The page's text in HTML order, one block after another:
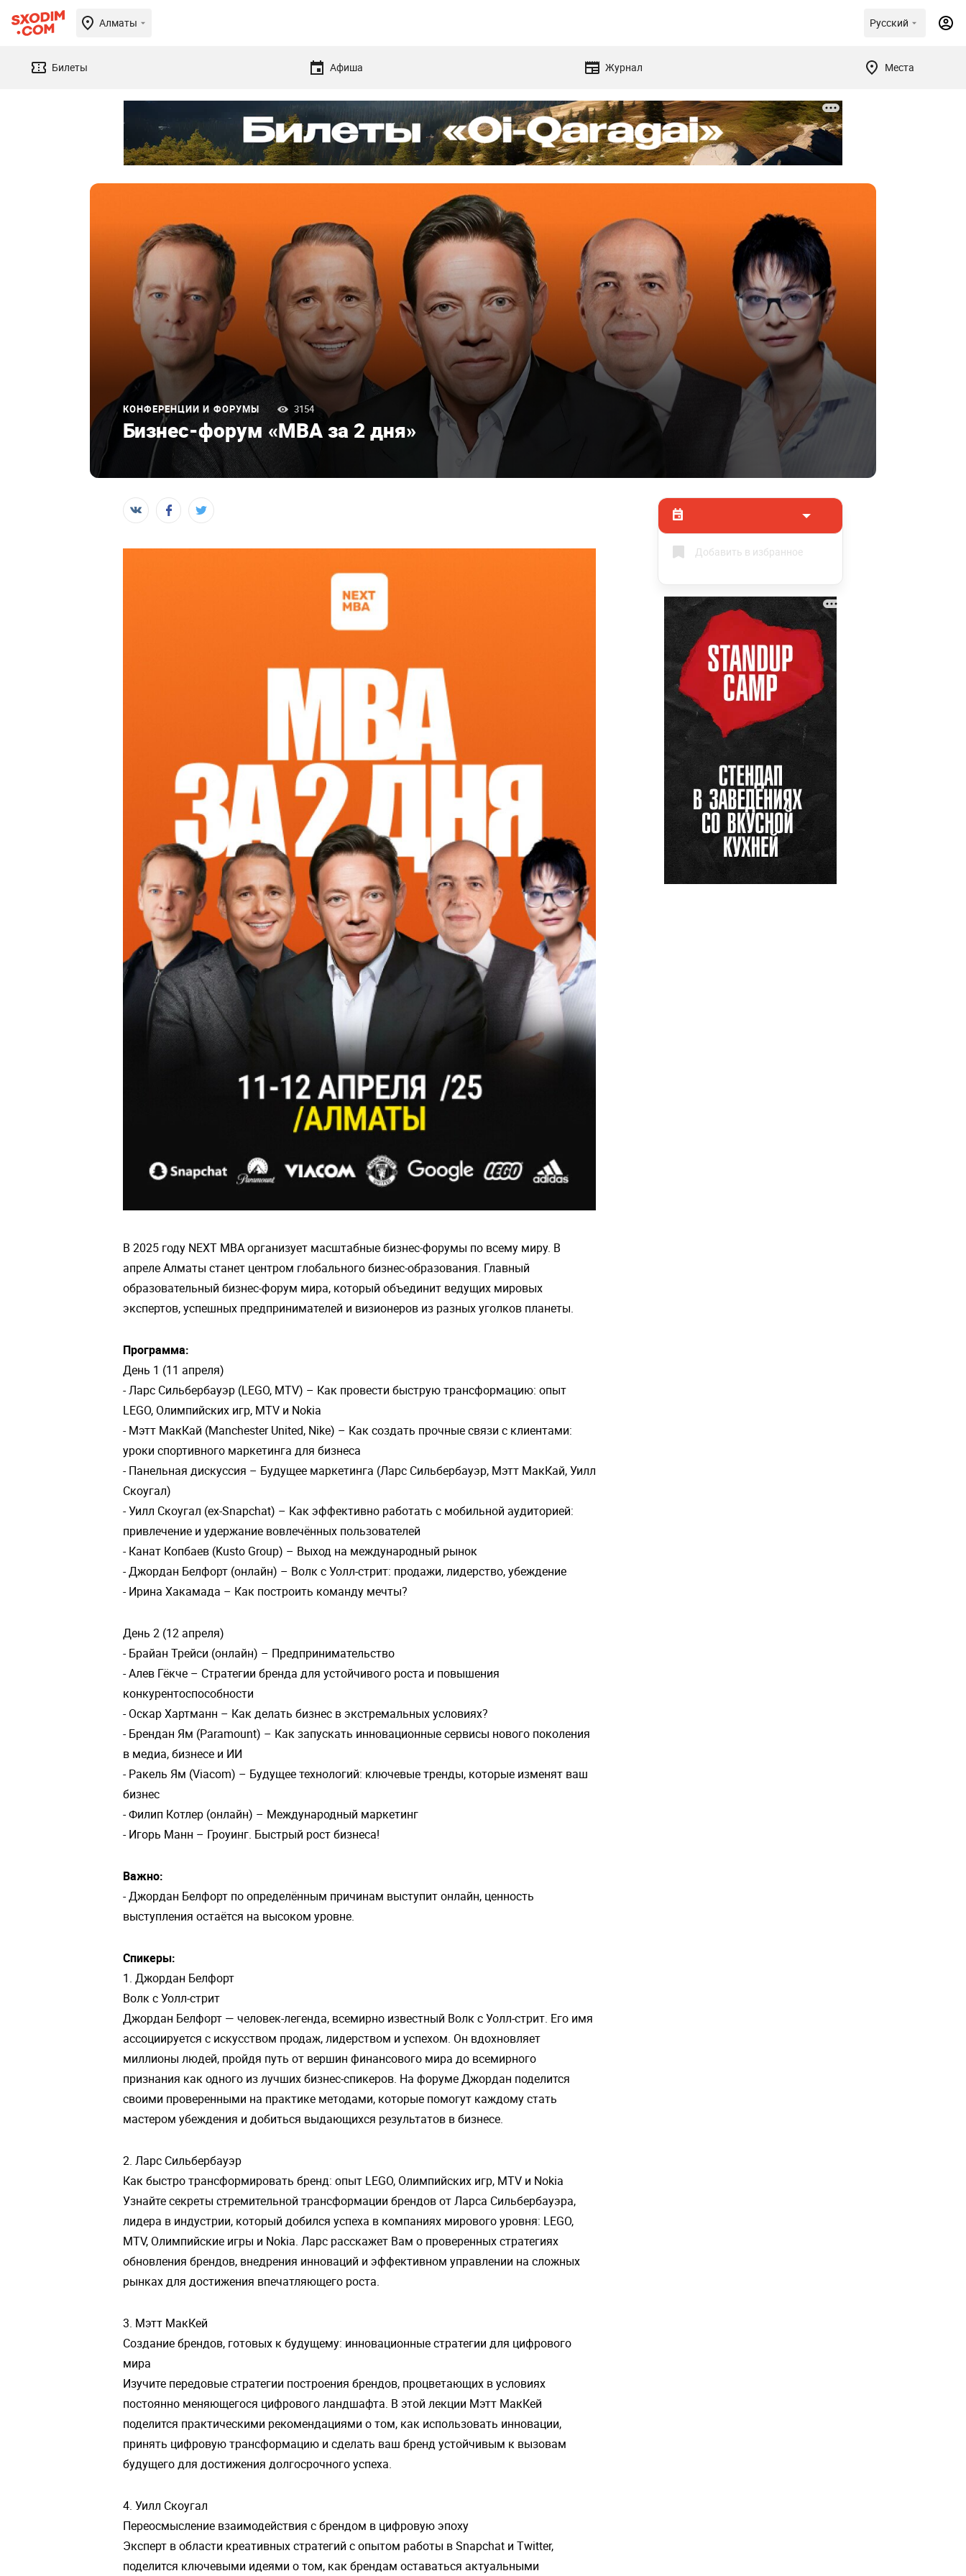
Алматы Русский
Билеты Афиша Журнал Места
КОНФЕРЕНЦИИ И ФОРУМЫ 3154
Бизнес-форум «MBA за 2 дня»
Добавить в избранное
В 2025 году NEXT MBA организует масштабные бизнес-форумы по всему миру. В
апреле Алматы станет центром глобального бизнес-образования. Главный
образовательный бизнес-форум мира, который объединит ведущих мировых
экспертов, успешных предпринимателей и визионеров из разных уголков планеты.
Программа:
День 1 (11 апреля)
- Ларс Сильбербауэр (LEGO, MTV) – Как провести быструю трансформацию: опыт
LEGO, Олимпийских игр, MTV и Nokia
- Мэтт МакКай (Manchester United, Nike) – Как создать прочные связи с клиентами:
уроки спортивного маркетинга для бизнеса
- Панельная дискуссия – Будущее маркетинга (Ларс Сильбербауэр, Мэтт МакКай, Уилл
Скоугал)
- Уилл Скоугал (ex-Snapchat) – Как эффективно работать с мобильной аудиторией:
привлечение и удержание вовлечённых пользователей
- Канат Копбаев (Kusto Group) – Выход на международный рынок
- Джордан Белфорт (онлайн) – Волк с Уолл-стрит: продажи, лидерство, убеждение
- Ирина Хакамада – Как построить команду мечты?
День 2 (12 апреля)
- Брайан Трейси (онлайн) – Предпринимательство
- Алев Гёкче – Стратегии бренда для устойчивого роста и повышения
конкурентоспособности
- Оскар Хартманн – Как делать бизнес в экстремальных условиях?
- Брендан Ям (Paramount) – Как запускать инновационные сервисы нового поколения
в медиа, бизнесе и ИИ
- Ракель Ям (Viacom) – Будущее технологий: ключевые тренды, которые изменят ваш
бизнес
- Филип Котлер (онлайн) – Международный маркетинг
- Игорь Манн – Гроуинг. Быстрый рост бизнеса!
Важно:
- Джордан Белфорт по определённым причинам выступит онлайн, ценность
выступления остаётся на высоком уровне.
Спикеры:
1. Джордан Белфорт
Волк с Уолл-стрит
Джордан Белфорт — человек-легенда, всемирно известный Волк с Уолл-стрит. Его имя
ассоциируется с искусством продаж, лидерством и успехом. Он вдохновляет
миллионы людей, пройдя путь от вершин финансового мира до всемирного
признания как одного из лучших бизнес-спикеров. На форуме Джордан поделится
своими проверенными на практике методами, которые помогут каждому стать
мастером убеждения и добиться выдающихся результатов в бизнесе.
2. Ларс Сильбербауэр
Как быстро трансформировать бренд: опыт LEGO, Олимпийских игр, MTV и Nokia
Узнайте секреты стремительной трансформации брендов от Ларса Сильбербауэра,
лидера в индустрии, который добился успеха в компаниях мирового уровня: LEGO,
MTV, Олимпийские игры и Nokia. Ларс расскажет Вам о проверенных стратегиях
обновления брендов, внедрения инноваций и эффективном управлении на сложных
рынках для достижения впечатляющего роста.
3. Мэтт МакКей
Создание брендов, готовых к будущему: инновационные стратегии для цифрового
мира
Изучите передовые стратегии построения брендов, процветающих в условиях
постоянно меняющегося цифрового ландшафта. В этой лекции Мэтт МакКей
поделится практическими рекомендациями о том, как использовать инновации,
принять цифровую трансформацию и сделать ваш бренд устойчивым к вызовам
будущего для достижения долгосрочного успеха.
4. Уилл Скоугал
Переосмысление взаимодействия с брендом в цифровую эпоху
Эксперт в области креативных стратегий с опытом работы в Snapchat и Twitter,
поделится ключевыми идеями о том, как брендам оставаться актуальными